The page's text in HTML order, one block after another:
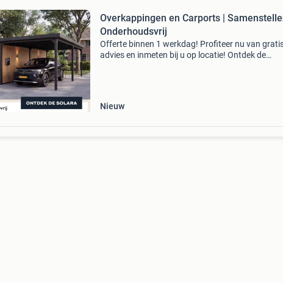
Overkappingen en Carports |
Onderhoudsvrij
Offerte binnen 1 werkdag! Profiteer nu van
advies en inmeten bij u op locatie! Ontdek de
Nieuw